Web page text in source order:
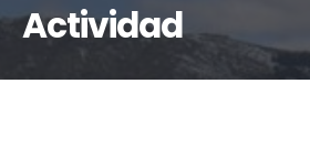
Actividad